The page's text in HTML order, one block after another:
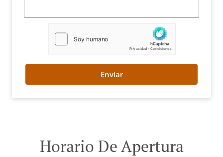
Enviar
Horario De Apertura